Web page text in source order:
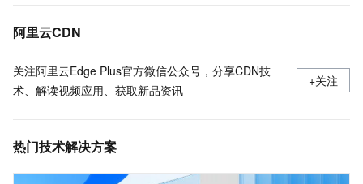
鉴权方式A说明
阿里云CDN
关注阿里云Edge Plus官方微信公众号，分享CDN技
术、解读视频应用、获取新品资讯
+关注
热门技术解决方案